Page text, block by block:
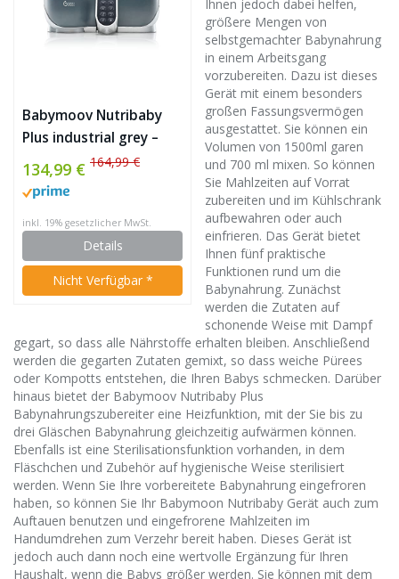
Babymoov Nutribaby
Plus industrial grey –
Babynahrungszubereiter,
schonendes
Dampfgaren, Mixen,
Sterilisieren,
Aufwärmen, 2200ml
Fassungsvermögen
134,99 € 164,99 €
inkl. 19% gesetzlicher MwSt.
Details
Nicht Verfügbar *
Ihnen jedoch dabei helfen,
größere Mengen von
selbstgemachter Babynahrung
in einem Arbeitsgang
vorzubereiten. Dazu ist dieses
Gerät mit einem besonders
großen Fassungsvermögen
ausgestattet. Sie können ein
Volumen von 1500ml garen
und 700 ml mixen. So können
Sie Mahlzeiten auf Vorrat
zubereiten und im Kühlschrank
aufbewahren oder auch
einfrieren. Das Gerät bietet
Ihnen fünf praktische
Funktionen rund um die
Babynahrung. Zunächst
werden die Zutaten auf
schonende Weise mit Dampf
gegart, so dass alle Nährstoffe erhalten bleiben. Anschließend
werden die gegarten Zutaten gemixt, so dass weiche Pürees
oder Kompotts entstehen, die Ihren Babys schmecken. Darüber
hinaus bietet der Babymoov Nutribaby Plus
Babynahrungszubereiter eine Heizfunktion, mit der Sie bis zu
drei Gläschen Babynahrung gleichzeitig aufwärmen können.
Ebenfalls ist eine Sterilisationsfunktion vorhanden, in dem
Fläschchen und Zubehör auf hygienische Weise sterilisiert
werden. Wenn Sie Ihre vorbereitete Babynahrung eingefroren
haben, so können Sie Ihr Babymoon Nutribaby Gerät auch zum
Auftauen benutzen und eingefrorene Mahlzeiten im
Handumdrehen zum Verzehr bereit haben. Dieses Gerät ist
jedoch auch dann noch eine wertvolle Ergänzung für Ihren
Haushalt, wenn die Babys größer werden. Sie können mit dem